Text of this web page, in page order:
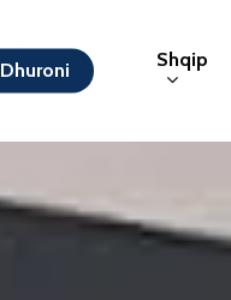
Dhuroni Shqip